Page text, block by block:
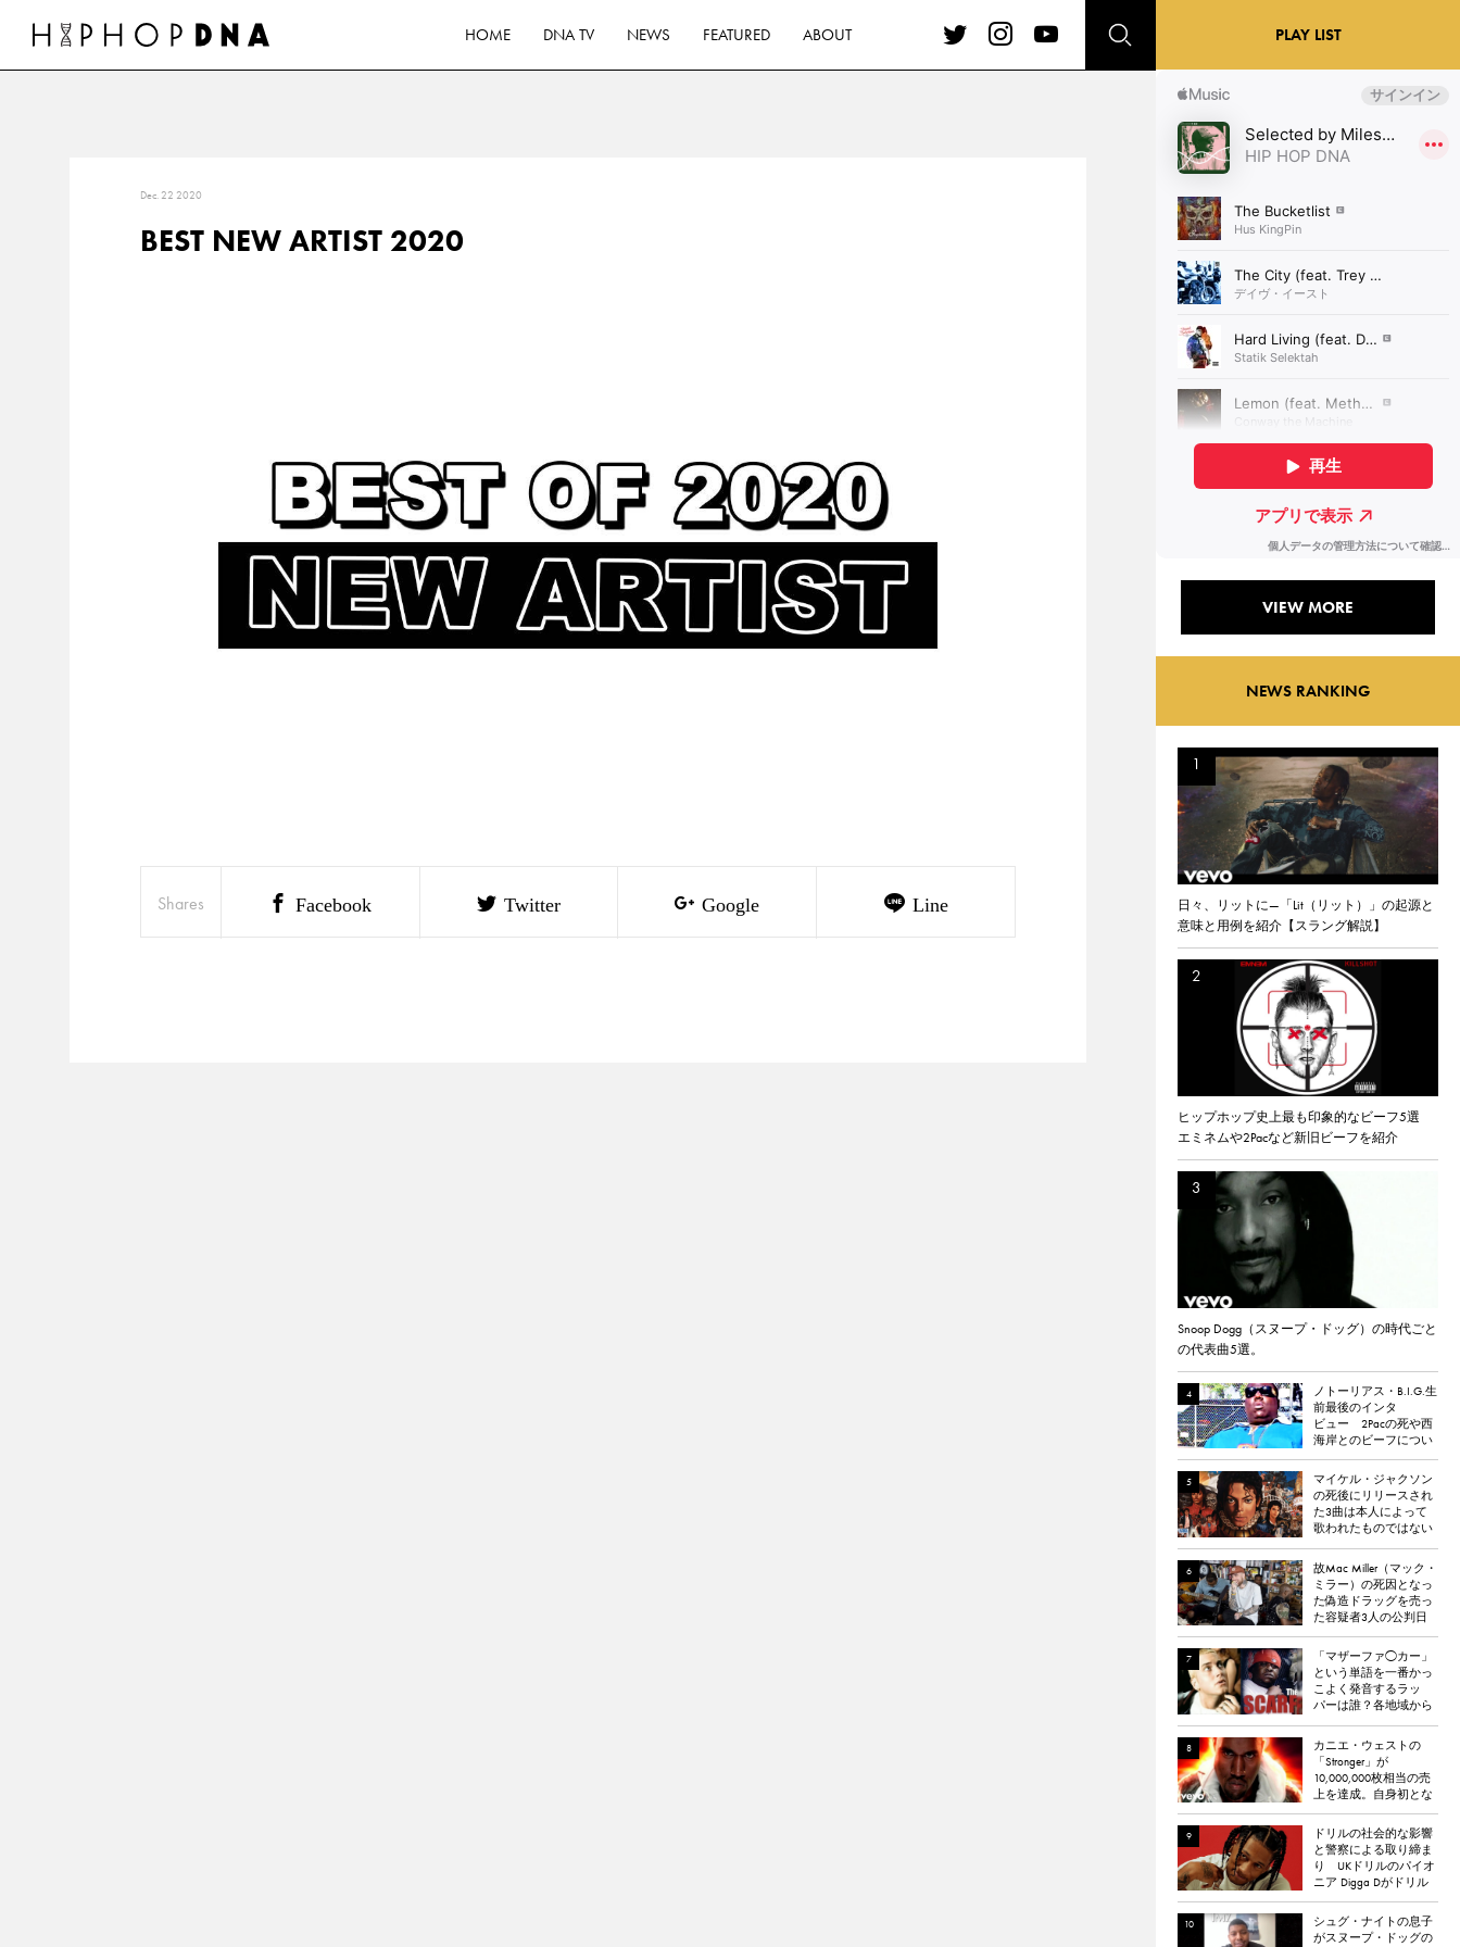
HOME DNA TV NEWS FEATURED ABOUT
Dec. 22 2020
BEST NEW ARTIST 2020
Shares Facebook Twitter Google Line
PLAY LIST
VIEW MORE
NEWS RANKING
日々、リットに—「Lit（リット）」の起源と
意味と用例を紹介【スラング解説】
ヒップホップ史上最も印象的なビーフ5選
エミネムや2Pacなど新旧ビーフを紹介
Snoop Dogg（スヌープ・ドッグ）の時代ごと
の代表曲5選。
ノトーリアス・B.I.G.生
前最後のインタ
ビュー 2Pacの死や西
海岸とのビーフについ
て語る
マイケル・ジャクソン
の死後にリリースされ
た3曲は本人によって
歌われたものではない
故Mac Miller（マック・
ミラー）の死因となっ
た偽造ドラッグを売っ
た容疑者3人の公判日
「マザーファ◯カー」
という単語を一番かっ
こよく発音するラッ
パーは誰？各地域から
◯ッカー」を持つラッ
パーを選出。
カニエ・ウェストの
「Stronger」が
10,000,000枚相当の売
上を達成。自身初とな
ドリルの社会的な影響
と警察による取り締ま
り UKドリルのパイオ
ニア Digga Dがドリル
のポジティブな影響に
ついて語る
シュグ・ナイトの息子
がスヌープ・ドッグの